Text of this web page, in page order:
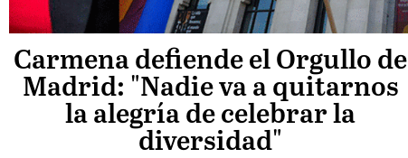
Carmena defiende el Orgullo de
Madrid: "Nadie va a quitarnos
la alegría de celebrar la
diversidad"